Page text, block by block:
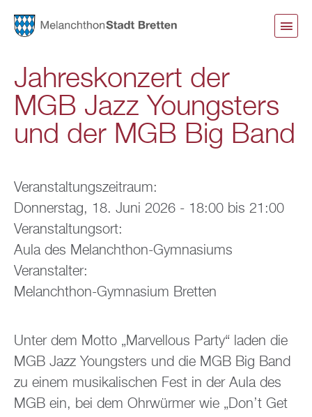
Jahreskonzert der
MGB Jazz Youngsters
und der MGB Big Band
Veranstaltungszeitraum:
Donnerstag, 18. Juni 2026 - 18:00 bis 21:00
Veranstaltungsort:
Aula des Melanchthon-Gymnasiums
Veranstalter:
Melanchthon-Gymnasium Bretten
Unter dem Motto „Marvellous Party“ laden die
MGB Jazz Youngsters und die MGB Big Band
zu einem musikalischen Fest in der Aula des
MGB ein, bei dem Ohrwürmer wie „Don’t Get